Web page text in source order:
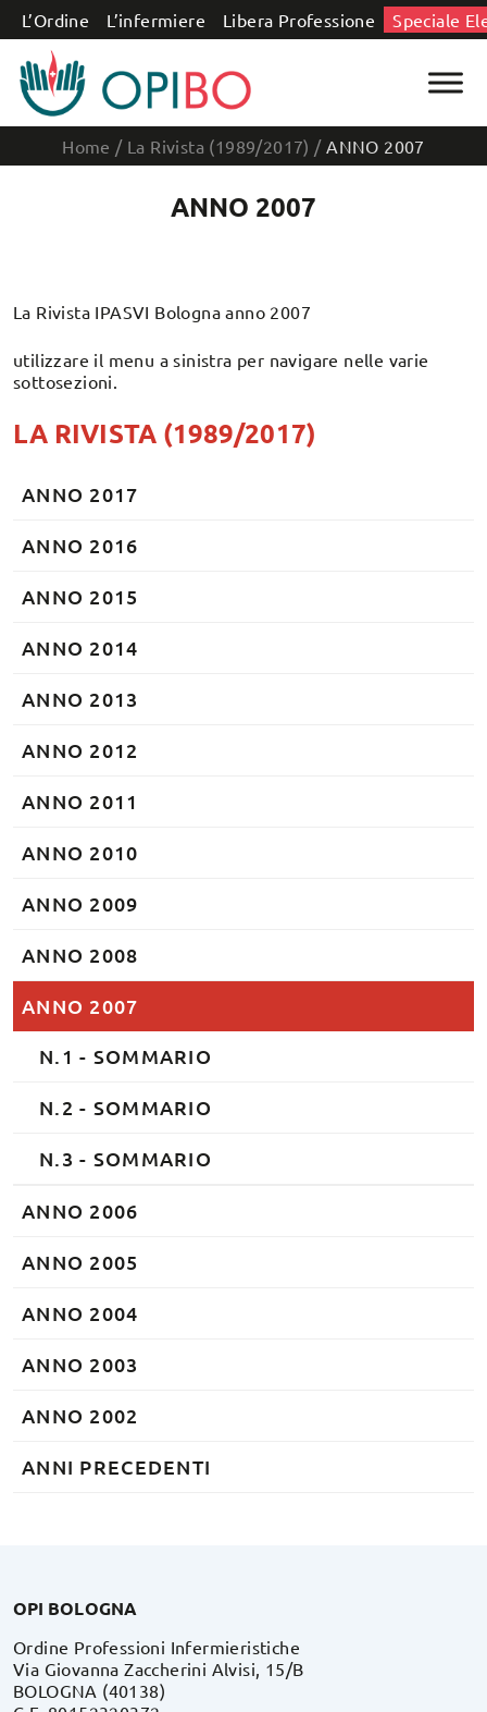
Salta al contenuto
L’Ordine L’infermiere Libera Professione Speciale
Home / La Rivista (1989/2017) /ANNO 2007
ANNO 2007
La Rivista IPASVI Bologna anno 2007
utilizzare il menu a sinistra per navigare nelle varie
sottosezioni.
LA RIVISTA (1989/2017)
ANNO 2017
ANNO 2016
ANNO 2015
ANNO 2014
ANNO 2013
ANNO 2012
ANNO 2011
ANNO 2010
ANNO 2009
ANNO 2008
ANNO 2007
N.1 - SOMMARIO
N.2 - SOMMARIO
N.3 - SOMMARIO
ANNO 2006
ANNO 2005
ANNO 2004
ANNO 2003
ANNO 2002
ANNI PRECEDENTI
OPI BOLOGNA
Ordine Professioni Infermieristiche
Via Giovanna Zaccherini Alvisi, 15/B
BOLOGNA (40138)